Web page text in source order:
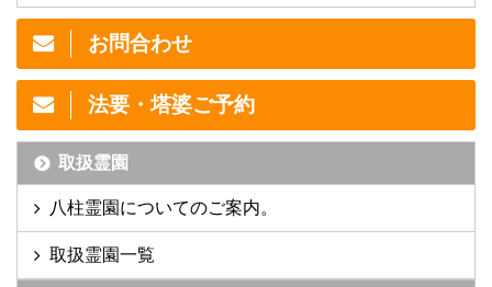
お問合わせ
法要・塔婆ご予約
取扱霊園
八柱霊園についてのご案内。
取扱霊園一覧